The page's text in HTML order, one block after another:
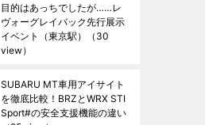
目的はあっちでしたが……レ
ヴォーグレイバック先行展示
イベント（東京駅）
（30
view）
SUBARU MT車用アイサイト
を徹底比較！BRZとWRX STI
Sport#の安全支援機能の違い